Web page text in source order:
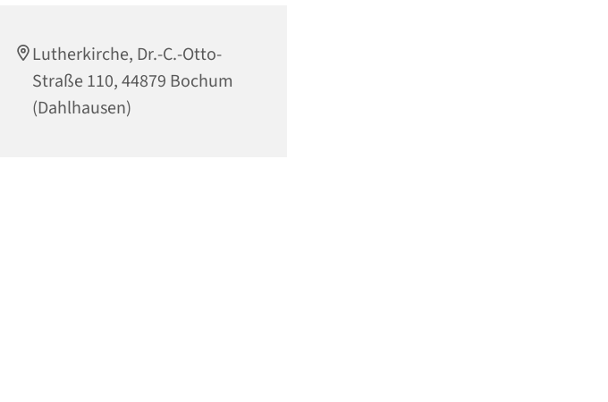
Lutherkirche, Dr.-C.-Otto-
Straße 110, 44879 Bochum
(Dahlhausen)